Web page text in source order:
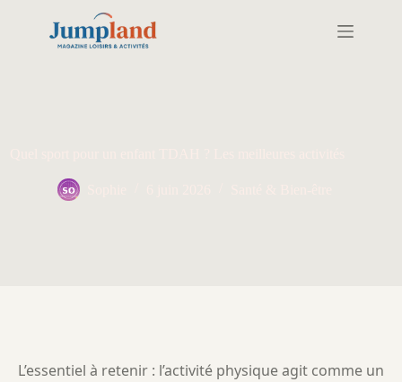
L’essentiel à retenir : l’activité physique agit comme un